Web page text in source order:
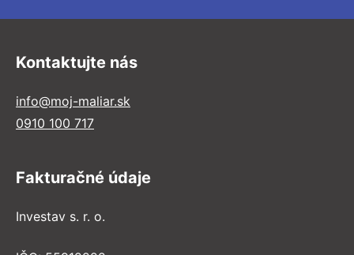
Kontaktujte nás
info@moj-maliar.sk
0910 100 717
Fakturačné údaje
Investav s. r. o.